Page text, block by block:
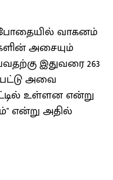
வாகனம்
அசையும்
இதுவரை 263
அவை
உள்ளன என்று
என்று அதில்